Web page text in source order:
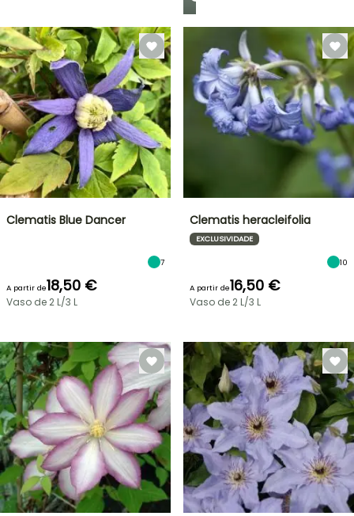
Clematis Blue Dancer
7
A partir de18,50 €
Vaso de 2 L/3 L
Clematis heracleifolia
EXCLUSIVIDADE
10
A partir de16,50 €
Vaso de 2 L/3 L